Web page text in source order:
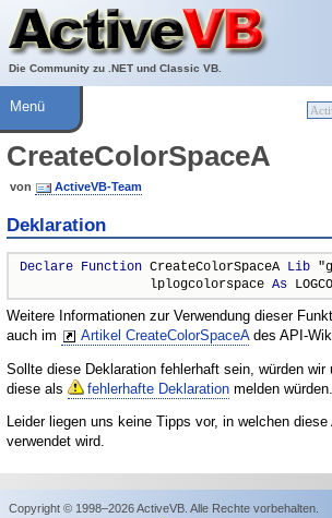
Die Community zu .NET und Classic VB.
Über ActiveVB
Hilfe
Menü
CreateColorSpaceA
von ActiveVB-Team
Deklaration
Declare Function CreateColorSpaceA Lib
                 lplogcolorspace
As
Weitere Informationen zur Verwendung dieser
auch im
Artikel CreateColorSpaceAdes API-
Sollte diese Deklaration fehlerhaft sein, würden wir
diese als
fehlerhafte Deklaration melden würden.
Leider liegen uns keine Tipps vor, in welchen
verwendet wird.
Copyright © 1998–2026 ActiveVB. Alle Rechte vorbehalten.